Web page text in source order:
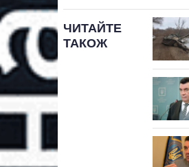
ЧИТАЙТЕ
ТАКОЖ